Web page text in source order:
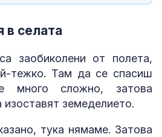
в селата
заобиколени от полета,
тежко. Там да се спасиш
много сложно, затова
изоставят земеделието.
тука нямаме. Затова